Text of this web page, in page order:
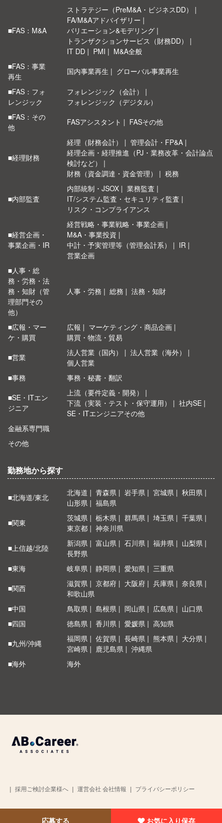
応募する お気に入り保存
■FAS：M&A
ストラテジー（PreM&A・ビジネスDD）
FA/M&Aアドバイザリー
バリエーション&モデリング
トランザクションサービス（財務DD）
IT DD
PMI
M&A全般
■FAS：事業
再生
国内事業再生 グローバル事業再生
■FAS：フォ
レンジック
フォレンジック（会計）
フォレンジック（デジタル）
■FAS：その
他
FASアシスタント FASその他
■経理財務
経理（財務会計）
管理会計・FP&A
経理企画・経理推進（PJ・業務改革・会計論点
検討など）
財務（資金調達・資金管理）
税務
■内部監査
内部統制・JSOX
業務監査
IT/システム監査・セキュリティ監査
リスク・コンプライアンス
■経営企画・
事業企画・IR
経営戦略・事業戦略・事業企画
M&A・事業投資
中計・予実管理等（管理会計系）
IR
営業企画
■人事・総
務・労務・法
務・知財（管
理部門その
他）
人事・労務 総務 法務・知財
■広報・マー
ケ・購買
広報
マーケティング・商品企画
購買・物流・貿易
■営業
法人営業（国内）
法人営業（海外）
個人営業
■事務
事務・秘書・翻訳
■SE・ITエン
ジニア
上流（要件定義・開発）
下流（実装・テスト・保守運用）
社内SE
SE・ITエンジニアその他
金融系専門職
その他
勤務地から探す
■北海道/東北 北海道 青森県 岩手県 宮城県
秋田県
山形県
福島県
■関東
茨城県 栃木県 群馬県 埼玉県
千葉県
東京都
神奈川県
■上信越/北陸
新潟県 富山県 石川県 福井県
山梨県
長野県
■東海
岐阜県 静岡県 愛知県
三重県
■関西
滋賀県 京都府 大阪府 兵庫県
奈良県
和歌山県
■中国
鳥取県 島根県 岡山県 広島県
山口県
■四国
徳島県 香川県 愛媛県
高知県
■九州/沖縄
福岡県 佐賀県 長崎県 熊本県
大分県
宮崎県
鹿児島県
沖縄県
■海外
海外
｜ 採用ご検討企業様へ ｜ 運営会社 会社情報 ｜ プライバシーポリシー